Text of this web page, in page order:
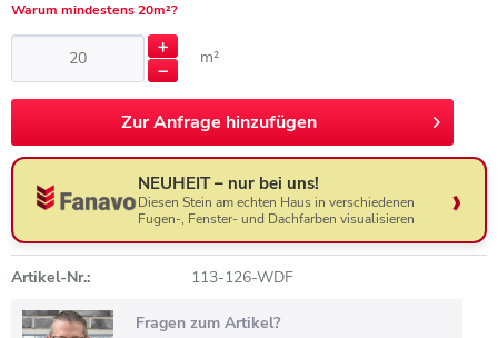
Warum mindestens 20m²?
m²
ZurAnfrage hinzufügen
NEUHEIT – nur bei uns!
Diesen Stein am echten Haus in verschiedenen
Fugen-, Fenster- und Dachfarben visualisieren
Artikel-Nr.: 113-126-WDF
Fragen zum Artikel?